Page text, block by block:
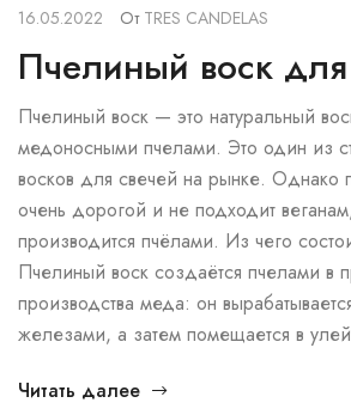
16.05.2022 От TRES CANDELAS
Пчелиный воск для
Пчелиный воск — это натуральный
медоносными пчелами. Это один из
восков для свечей на рынке. Однако
очень дорогой и не подходит
производится пчёлами. Из чего
Пчелиный воск создаётся пчелами в
производства меда: он
железами, а затем помещается в
Читать далее